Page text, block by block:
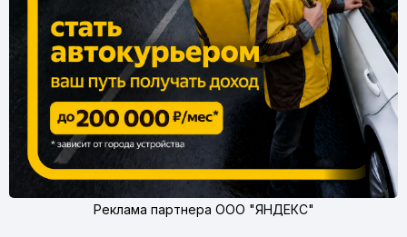
Реклама партнера ООО "ЯНДЕКС"